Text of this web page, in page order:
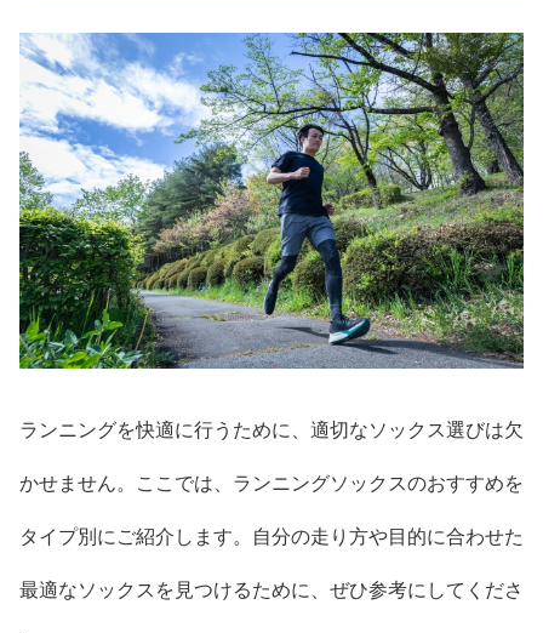
ランニングを快適に行うために、適切なソックス選びは欠
かせません。ここでは、ランニングソックスのおすすめを
タイプ別にご紹介します。自分の走り方や目的に合わせた
最適なソックスを見つけるために、ぜひ参考にしてくださ